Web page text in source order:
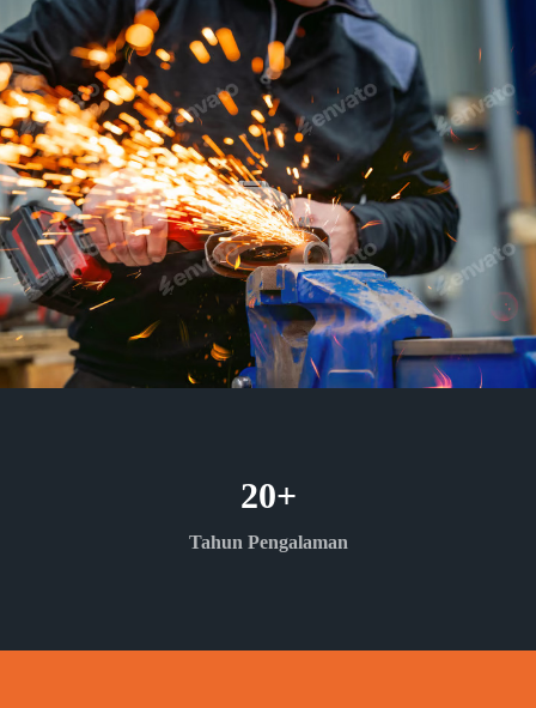
Tahun Pengalaman
20+